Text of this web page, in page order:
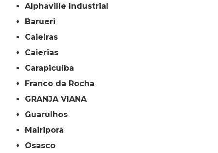
Alphaville Industrial
Barueri
Caieiras
Caierias
Carapicuíba
Franco da Rocha
GRANJA VIANA
Guarulhos
Mairiporã
Osasco